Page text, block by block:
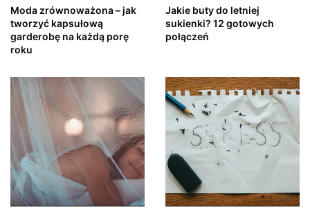
Moda zrównoważona – jak
tworzyć kapsułową
garderobę na każdą porę
roku
Jakie buty do letniej
sukienki? 12 gotowych
połączeń